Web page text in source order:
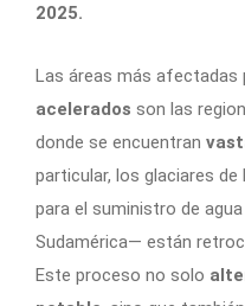
2025.
Las áreas más afectadas
acelerados son las
donde se encuentran
particular, los glaciares
para el suministro de
Sudamérica— están
Este proceso no solo